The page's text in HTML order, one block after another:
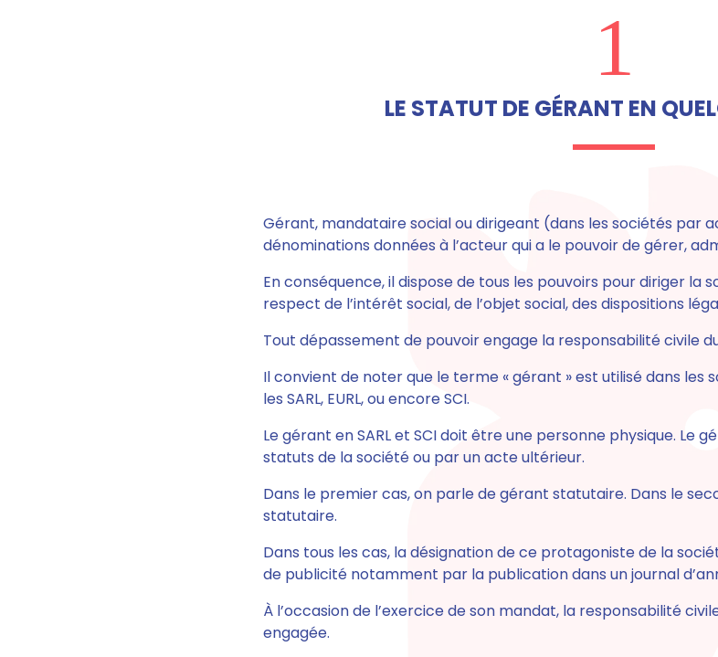
1
LE STATUT DE GÉRANT EN
Gérant, mandataire social ou dirigeant (dans les sociétés par
dénominations données à l’acteur qui a le pouvoir de gérer,
En conséquence, il dispose de tous les pouvoirs pour diriger la
respect de l’intérêt social, de l’objet social, des dispositions
Tout dépassement de pouvoir engage la responsabilité civile
Il convient de noter que le terme « gérant » est utilisé dans
les SARL, EURL, ou encore SCI.
Le gérant en SARL et SCI doit être une personne physique. Le
statuts de la société ou par un acte ultérieur.
Dans le premier cas, on parle de gérant statutaire. Dans le
statutaire.
Dans tous les cas, la désignation de ce protagoniste de la
de publicité notamment par la publication dans un journal
À l’occasion de l’exercice de son mandat, la responsabilité
engagée.